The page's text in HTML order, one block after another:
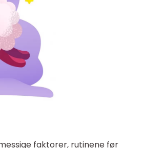
faktorer, rutinene før